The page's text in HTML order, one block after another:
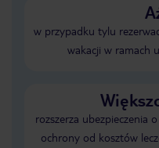
w przypadku tylu
wakacji w ramach
rozszerza ubezpieczenia
ochrony od kosztów